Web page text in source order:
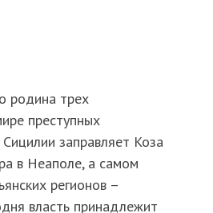
родина трех
преступных
заправляет Коза
в Неаполе, а самом
регионов –
власть принадлежит